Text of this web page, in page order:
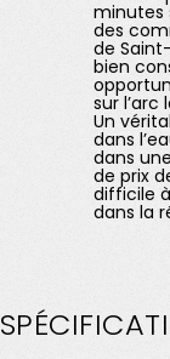
minutes
des
de
bien
sur l’arc
Un
dans
dans
de prix
difficile
dans la